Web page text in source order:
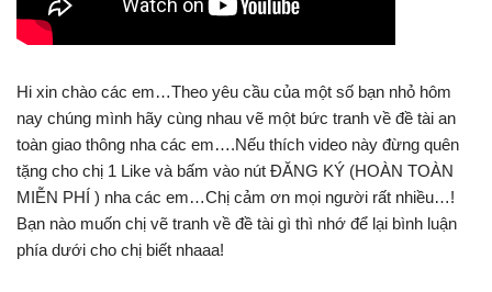
Hi xin chào các em…Theo yêu cầu của một số bạn nhỏ hôm
nay chúng mình hãy cùng nhau vẽ một bức tranh về đề tài an
toàn giao thông nha các em….Nếu thích video này đừng quên
tặng cho chị 1 Like và bấm vào nút ĐĂNG KÝ (HOÀN TOÀN
MIỄN PHÍ ) nha các em…Chị cảm ơn mọi người rất nhiều…!
Bạn nào muốn chị vẽ tranh về đề tài gì thì nhớ để lại bình luận
phía dưới cho chị biết nhaaa!